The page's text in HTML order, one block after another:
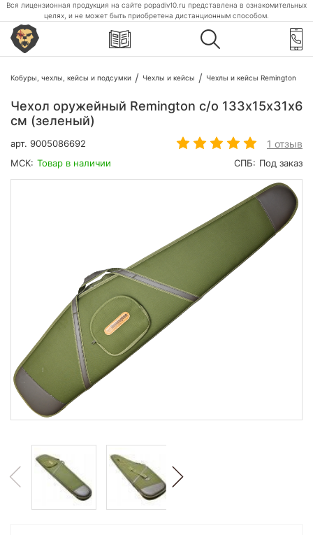
Вся лицензионная продукция на сайте popadiv10.ru представлена в ознакомительных
целях, и не может быть приобретена дистанционным способом.
Кобуры, чехлы, кейсы и подсумки Чехлы и кейсы Чехлы и кейсы Remington
Чехол оружейный Remington с/о 133х15х31х6
см (зеленый)
арт. 9005086692 1 отзыв
МСК: Товар в наличии СПБ: Под заказ